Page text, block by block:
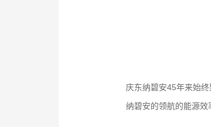
庆东纳碧安45年来始
纳碧安的领航的能源效